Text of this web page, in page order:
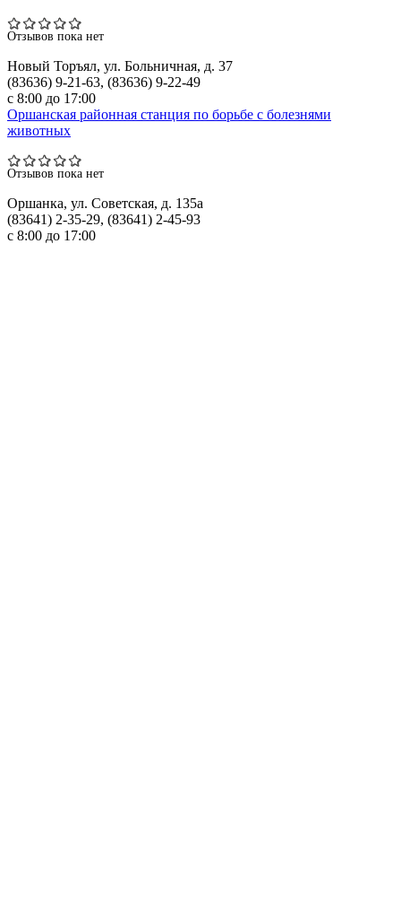
Отзывов пока нет
Новый Торъял, ул. Больничная, д. 37
(83636) 9-21-63, (83636) 9-22-49
с 8:00 до 17:00
Оршанская районная станция по борьбе с болезнями
животных
Отзывов пока нет
Оршанка, ул. Советская, д. 135а
(83641) 2-35-29, (83641) 2-45-93
с 8:00 до 17:00